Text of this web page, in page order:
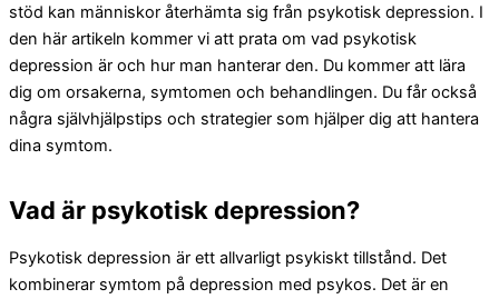
stöd kan människor återhämta sig från psykotisk depression. I
den här artikeln kommer vi att prata om vad psykotisk
depression är och hur man hanterar den. Du kommer att lära
dig om orsakerna, symtomen och behandlingen. Du får också
några självhjälpstips och strategier som hjälper dig att hantera
dina symtom.
Vad är psykotisk depression?
Psykotisk depression är ett allvarligt psykiskt tillstånd. Det
kombinerar symtom på depression med psykos. Det är en